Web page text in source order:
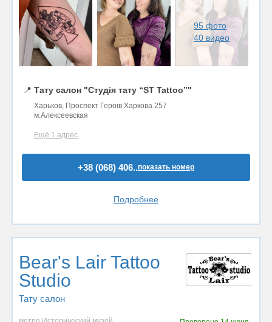
95 фото
40 видео
📍 Тату салон "Студія тату “ST Tattoo”"
Харьков, Проспект Героїв Харкова 257
м.Алексеевская
Ещё 1 адрес
+38 (068) 406..показать номер
Подробнее
Bear's Lair Tattoo
Studio
Тату салон